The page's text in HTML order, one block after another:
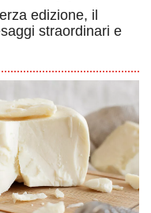
edizione, il
straordinari e